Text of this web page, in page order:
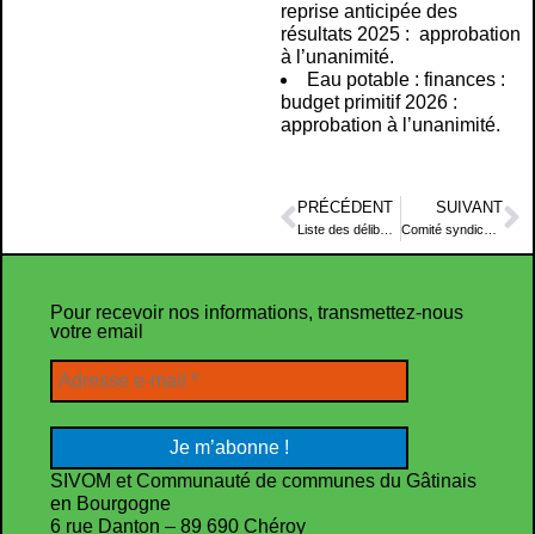
reprise anticipée des
résultats 2025 : approbation
à l’unanimité.
Eau potable : finances :
budget primitif 2026 :
approbation à l’unanimité.
PRÉCÉDENT SUIVANT
Pour recevoir nos informations, transmettez-nous
votre email
SIVOM et Communauté de communes du Gâtinais
en Bourgogne
6 rue Danton – 89 690 Chéroy